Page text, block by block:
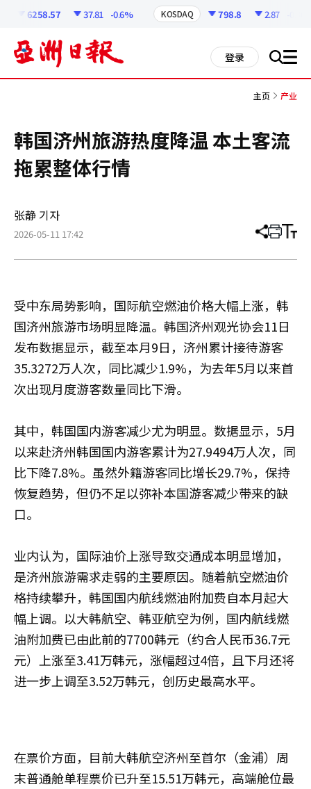
6258.57 37.81 -0.6% KOSDAQ 798.8 2.87 -0.36%
登录 搜 all
主页 产业
韩国济州旅游热度降温 本土客流
拖累整体行情
张静 기자
2026-05-11 17:42 分
章
打 调
小
受中东局势影响，国际航空燃油价格大幅上涨，韩
国济州旅游市场明显降温。韩国济州观光协会11日
发布数据显示，截至本月9日，济州累计接待游客
35.3272万人次，同比减少1.9%，为去年5月以来首
次出现月度游客数量同比下滑。
其中，韩国国内游客减少尤为明显。数据显示，5月
以来赴济州韩国国内游客累计为27.9494万人次，同
比下降7.8%。虽然外籍游客同比增长29.7%，保持
恢复趋势，但仍不足以弥补本国游客减少带来的缺
口。
业内认为，国际油价上涨导致交通成本明显增加，
是济州旅游需求走弱的主要原因。随着航空燃油价
格持续攀升，韩国国内航线燃油附加费自本月起大
幅上调。以大韩航空、韩亚航空为例，国内航线燃
油附加费已由此前的7700韩元（约合人民币36.7元
元）上涨至3.41万韩元，涨幅超过4倍，且下月还将
进一步上调至3.52万韩元，创历史最高水平。
在票价方面，目前大韩航空济州至首尔（金浦）周
末普通舱单程票价已升至15.51万韩元，高端舱位最